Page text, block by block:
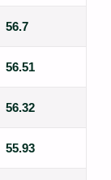
56.7
56.51
56.32
55.93